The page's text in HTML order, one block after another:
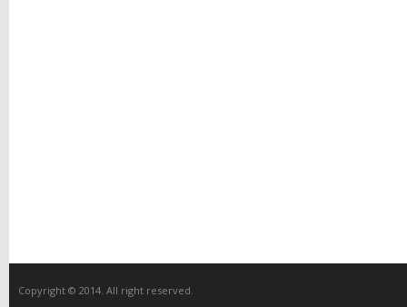
Copyright © 2014. All right reserved.